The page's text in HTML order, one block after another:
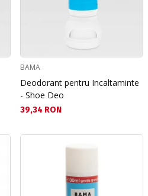
BAMA
Deodorant pentru Incaltaminte
- Shoe Deo
Текуща цена:
39,34 RON